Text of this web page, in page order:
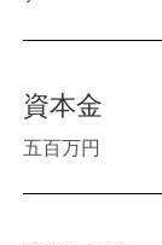
​資本金
​五百万円